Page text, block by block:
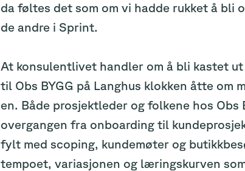
da føltes det som om vi hadde rukket å bli
de andre i Sprint.
At konsulentlivet handler om å bli kastet
til Obs BYGG på Langhus klokken åtte om
en. Både prosjektleder og folkene hos
overgangen fra onboarding til
fylt med scoping, kundemøter og
tempoet, variasjonen og læringskurven